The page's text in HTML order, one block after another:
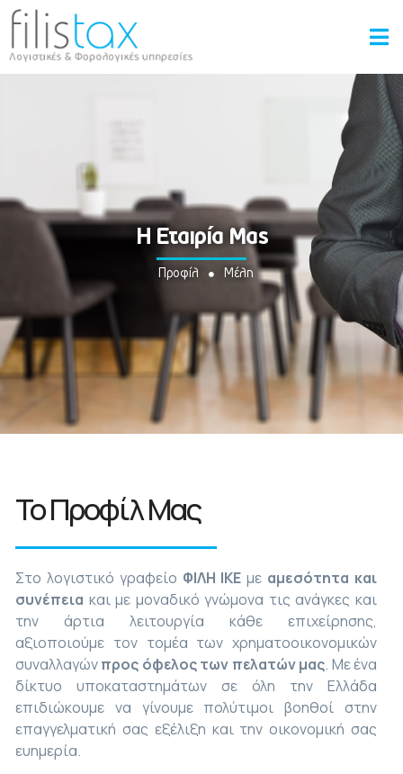
Η Εταιρία Μας
Προφίλ Μέλη
Το Προφίλ Μας
Στο λογιστικό γραφείο ΦΙΛΗ ΙΚΕ με αμεσότητα και
συνέπεια και με μοναδικό γνώμονα τις ανάγκες και
την άρτια λειτουργία κάθε επιχείρησης,
αξιοποιούμε τον τομέα των χρηματοοικονομικών
συναλλαγώνπρος όφελος των πελατών μας. Με ένα
δίκτυο υποκαταστημάτων σε όλη την Ελλάδα
επιδιώκουμε να γίνουμε πολύτιμοι βοηθοί στην
επαγγελματική σας εξέλιξη και την οικονομική σας
ευημερία.